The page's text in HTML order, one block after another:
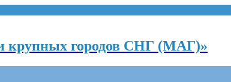
крупных городов СНГ (МАГ)»